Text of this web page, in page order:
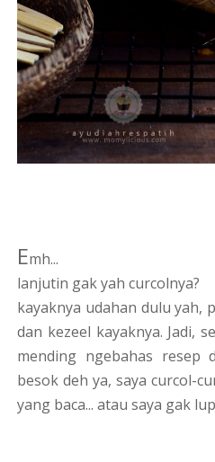
Emh...
lanjutin gak yah curcolnya?
kayaknya udahan dulu yah,
dan kezeel kayaknya. Jadi,
mending ngebahas resep
besok deh ya, saya curcol-
yang baca... atau saya gak